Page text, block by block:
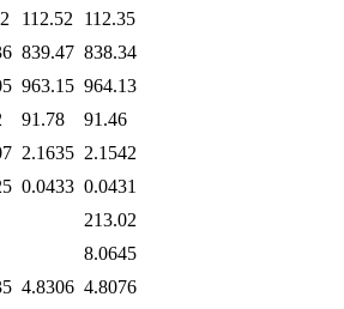
112.52
112.35
839.47 838.34
963.15 964.13
91.78
91.46
2.1635 2.1542
0.0433 0.0431
213.02
8.0645
4.8306 4.8076